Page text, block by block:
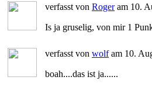
verfasst von Rogeram 10.
Is ja gruselig, von mir 1
verfasst von wolfam 10.
boah....das ist ja......